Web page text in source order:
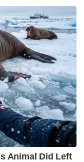
Animal Did Left